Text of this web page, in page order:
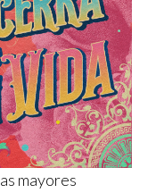
mayores